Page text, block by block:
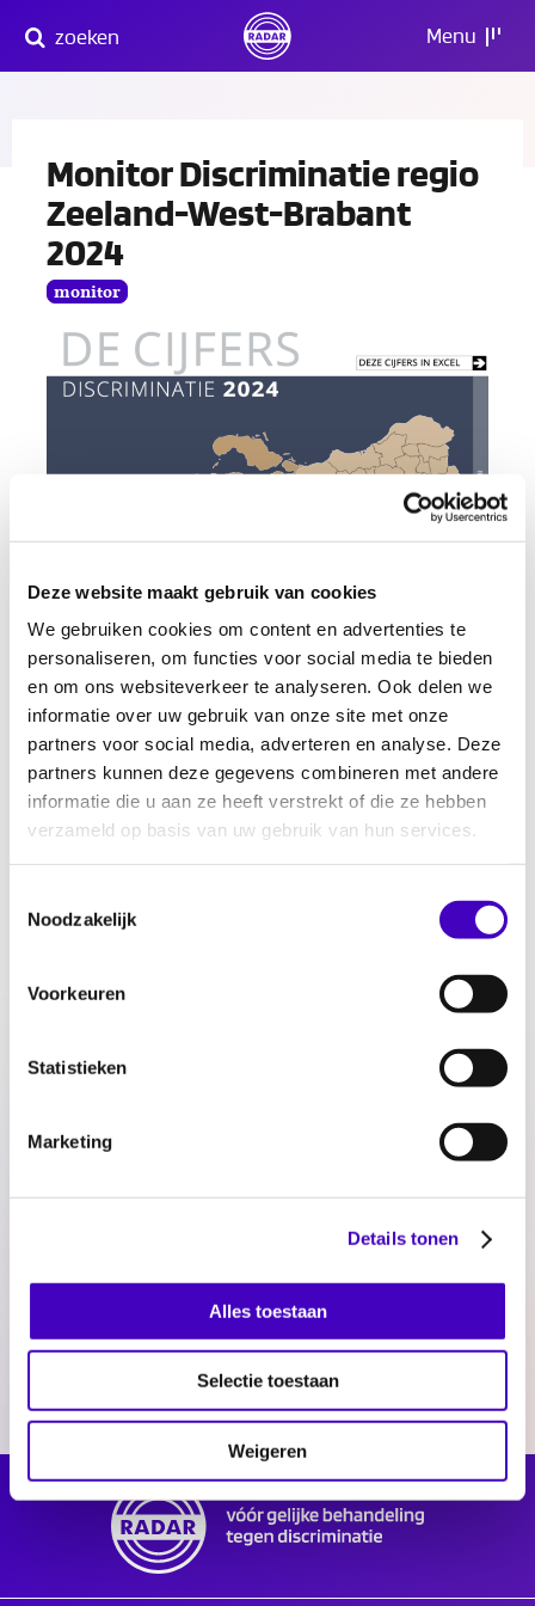
Deze website maakt gebruik van cookies
We gebruiken cookies om content en advertenties te
personaliseren, om functies voor social media te bieden
en om ons websiteverkeer te analyseren. Ook delen we
informatie over uw gebruik van onze site met onze
partners voor social media, adverteren en analyse. Deze
partners kunnen deze gegevens combineren met andere
informatie die u aan ze heeft verstrekt of die ze hebben
verzameld op basis van uw gebruik van hun services.
Noodzakelijk
Voorkeuren
Statistieken
Marketing
Details tonen
Alles toestaan
Selectie toestaan
Weigeren
naar
content
zoeken Menu
Monitor Discriminatie regio
Zeeland-West-Brabant
2024
monitor
DeMonitor Discriminatie regio Zeeland-West-
Brabant 2024geeft een overzicht van
meldingen bij Discriminatie.nl en door de
politie geregistreerde discriminatie-
meldingen en -incidenten. Daarnaast
wordt aandacht besteed aan verzoeken en
Je kunt de monitor hieronder downloaden:
regio Zeeland-West-Brabant 2024